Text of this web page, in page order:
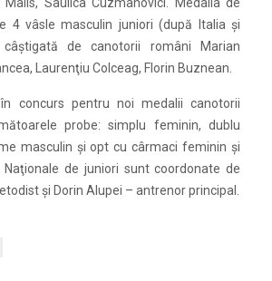
4 vâsle masculin juniori (după Italia şi
de canotorii români Marian
Laurenţiu Colceag, Florin Buznean.
concurs pentru noi medalii canotorii
probe: simplu feminin, dublu
masculin şi opt cu cârmaci feminin şi
Naţionale de juniori sunt coordonate de
şi Dorin Alupei – antrenor principal.